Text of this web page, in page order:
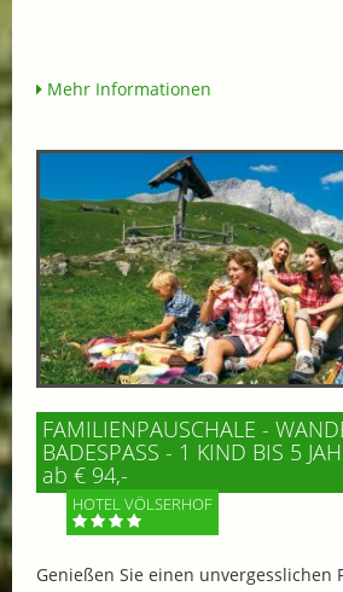
Mehr Informationen
FAMILIENPAUSCHALE -
BADESPASS - 1 KIND BIS 5
ab € 94,-
HOTEL VÖLSERHOF
Genießen Sie einen